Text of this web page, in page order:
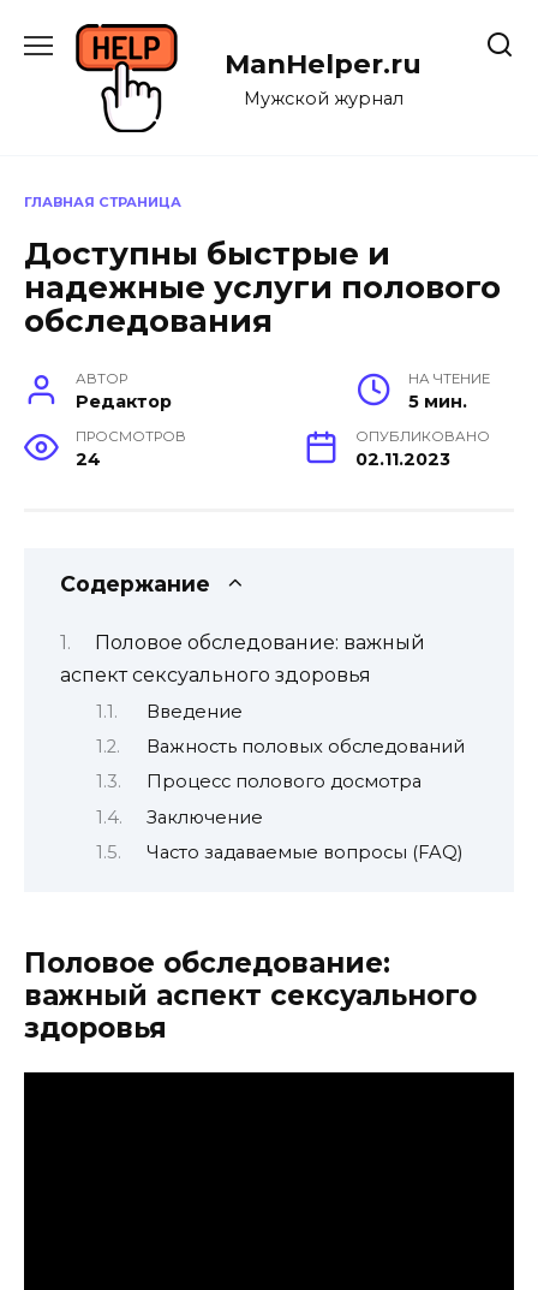
содержанию
ManHelper.ru
Мужской журнал
ГЛАВНАЯ СТРАНИЦА
Доступны быстрые и
надежные услуги полового
обследования
АВТОР
Редактор
НА ЧТЕНИЕ
5 мин.
ПРОСМОТРОВ
24
ОПУБЛИКОВАНО
02.11.2023
Содержание
Половое обследование: важный
аспект сексуального здоровья
Введение
Важность половых обследований
Процесс полового досмотра
Заключение
Часто задаваемые вопросы (FAQ)
Половое обследование:
важный аспект сексуального
здоровья